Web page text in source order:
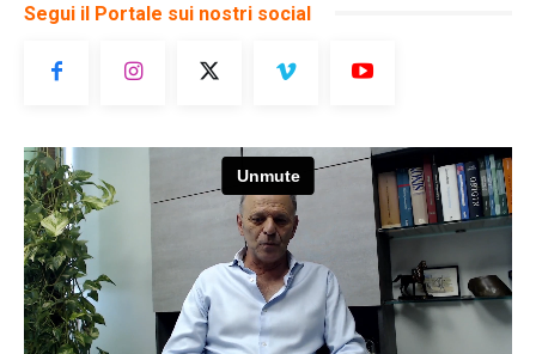
Segui il Portale sui nostri social